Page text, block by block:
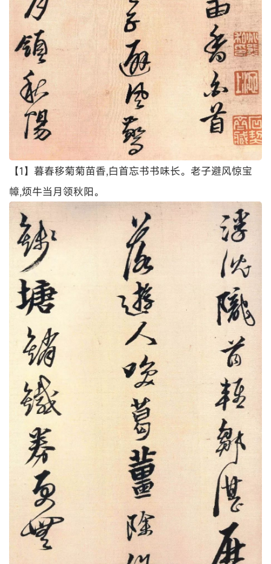
【1】暮春移菊菊苗香,白首忘书书味长。老子避风惊宝
幛,烦牛当月领秋阳。